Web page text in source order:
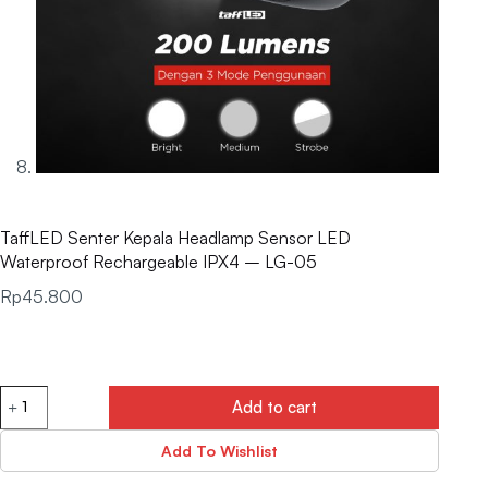
TaffLED Senter Kepala Headlamp Sensor LED
Waterproof Rechargeable IPX4 – LG-05
Rp45.800
Add to cart
Add To Wishlist